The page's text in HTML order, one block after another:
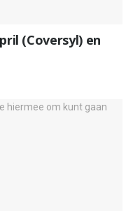
(Coversyl) en